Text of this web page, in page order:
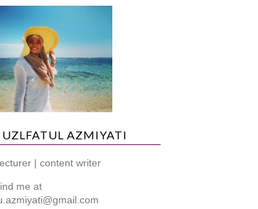
UZLFATUL AZMIYATI
| content writer
me at